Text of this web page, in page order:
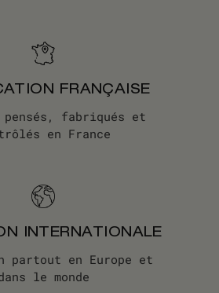
FRANÇAISE
fabriqués et
en France
INTERNATIONALE
partout en Europe et
le monde